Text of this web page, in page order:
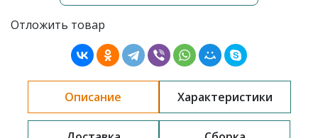
Отложить товар
Описание Характеристики